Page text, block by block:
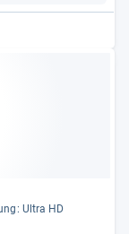
Ultra HD